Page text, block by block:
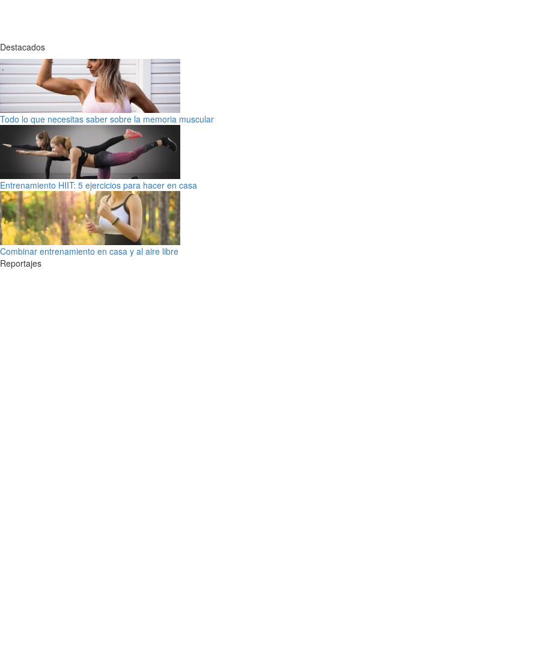
Destacados
Todo lo que necesitas saber sobre la memoria muscular
Entrenamiento HIIT: 5 ejercicios para hacer en casa
Combinar entrenamiento en casa y al aire libre
Reportajes